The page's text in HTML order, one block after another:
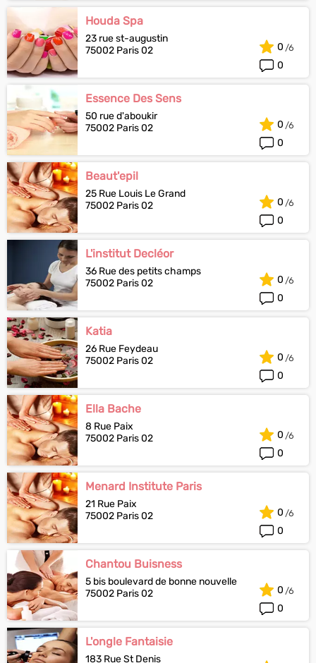
Houda Spa
23 rue st-augustin
75002 Paris 02
0
0
Essence Des Sens
50 rue d'aboukir
75002 Paris 02
0
0
Beaut'epil
25 Rue Louis Le Grand
75002 Paris 02
0
0
L'institut Decléor
36 Rue des petits champs
75002 Paris 02
0
0
Katia
26 Rue Feydeau
75002 Paris 02
0
0
Ella Bache
8 Rue Paix
75002 Paris 02
0
0
Menard Institute Paris
21 Rue Paix
75002 Paris 02
0
0
Chantou Buisness
5 bis boulevard de bonne nouvelle
75002 Paris 02
0
0
L'ongle Fantaisie
183 Rue St Denis